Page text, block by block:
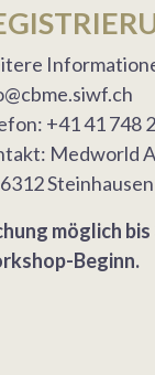
+41 41 748
Medworld
Steinhausen
möglich
Beginn.